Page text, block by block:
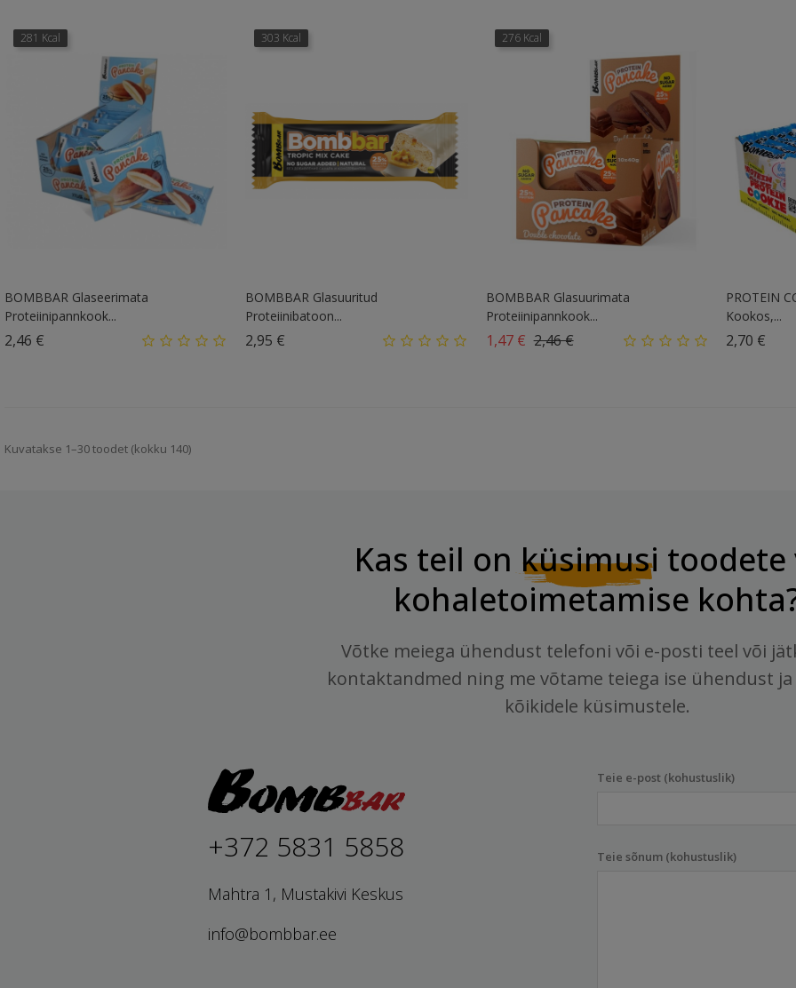
281 Kcal
BOMBBAR Glaseerimata
Proteiinipannkook...
2,46 €
303 Kcal
BOMBBAR Glasuuritud
Proteiinibatoon...
2,95 €Hind
276 Kcal
BOMBBAR Glasuurimata
Proteiinipannkook...
1,47 € Tavahind
2,46 €Hind
PROTEIN
Kookos,...
2,70 €
Kuvatakse 1–30 toodet (kokku 140)
Kas teil on küsimusi toodete
kohaletoimetamise
Võtke meiega ühendust telefoni või e-posti teel või
kontaktandmed ning me võtame teiega ise ühendust ja
kõikidele küsimustele.
+372 5831 5858
Mahtra 1, Mustakivi Keskus
info@bombbar.ee
Teie e-post (kohustuslik)
Teie sõnum (kohustuslik)